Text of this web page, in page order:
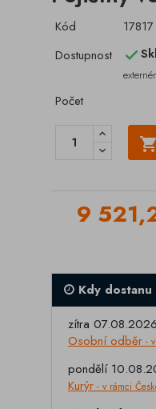
Kód
17817
Dostupnost

Počet

9
Kdy
zítra 07.08.2026
Osobní odběr -
pondělí
Kurýr - v rámci